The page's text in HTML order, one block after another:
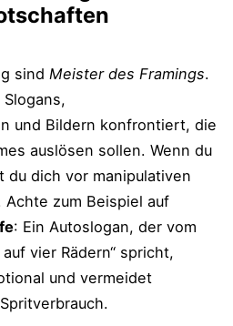
sind Meister des Framings.
und Bildern konfrontiert, die
auslösen sollen. Wenn du
dich vor manipulativen
zum Beispiel auf
: Ein Autoslogan, der vom
vier Rädern“ spricht,
und vermeidet